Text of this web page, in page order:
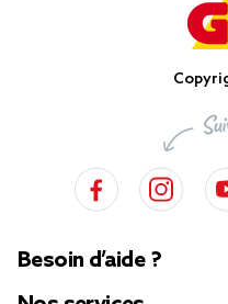
Besoin d’aide ?